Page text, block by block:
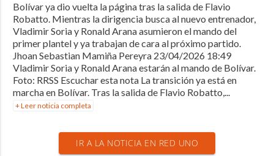
Bolívar ya dio vuelta la página tras la salida de Flavio
Robatto. Mientras la dirigencia busca al nuevo entrenador,
Vladimir Soria y Ronald Arana asumieron el mando del
primer plantel y ya trabajan de cara al próximo partido.
Jhoan Sebastian Mamiña Pereyra 23/04/2026 18:49
Vladimir Soria y Ronald Arana estarán al mando de Bolívar.
Foto: RRSS Escuchar esta nota La transición ya está en
marcha en Bolívar. Tras la salida de Flavio Robatto,...
+ Leer noticia completa
IR A LA NOTICIA EN RED UNO